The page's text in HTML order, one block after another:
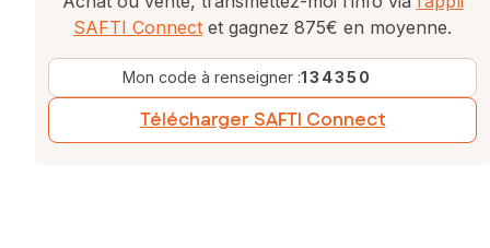
SAFTI Connect et gagnez 875€ en moyenne.
Mon code à renseigner :134350
Télécharger SAFTI Connect